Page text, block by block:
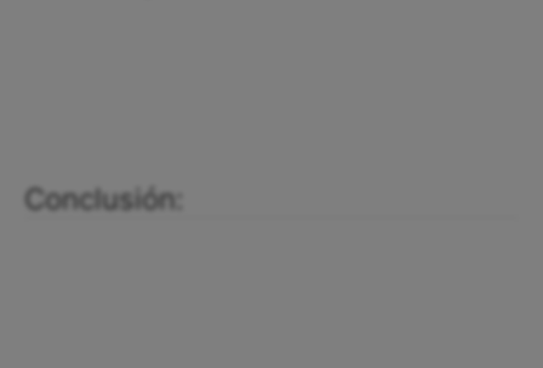
Conclusión: